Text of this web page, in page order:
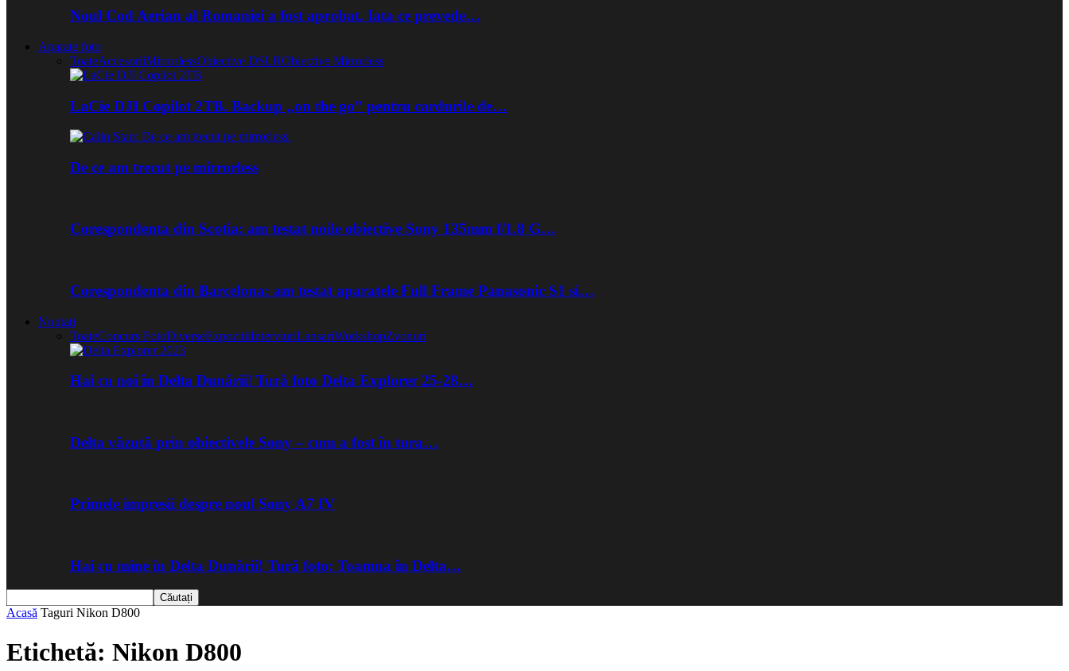
Noul Cod Aerian al Romaniei a fost aprobat. Iata ce prevede…
Aparate foto
ToateAccesoriiMirrorlessObiective DSLRObiective Mirrorless
LaCie DJI Copilot 2TB. Backup „on the go” pentru cardurile de…
De ce am trecut pe mirrorless
Corespondenta din Scotia: am testat noile obiective Sony 135mm f/1.8 G…
Corespondenta din Barcelona: am testat aparatele Full Frame Panasonic S1 si…
Noutati
ToateConcurs FotoDiverseExpozitiiInterviuriLansariWorkshopZvonuri
Hai cu noi în Delta Dunării! Tură foto Delta Explorer 25-28…
Delta văzută prin obiectivele Sony – cum a fost în tura…
Primele impresii despre noul Sony A7 IV
Hai cu mine în Delta Dunării! Tură foto: Toamna în Delta…
Acasă Taguri Nikon D800
Etichetă: Nikon D800